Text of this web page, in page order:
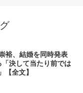
裕、結婚を同時発表
決して当たり前では
全文】